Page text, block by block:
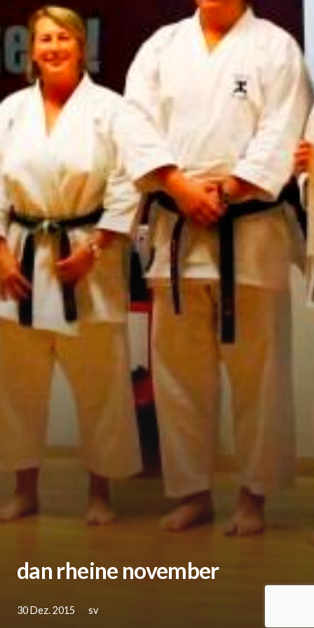
dan rheine november
30 Dez. 2015 sv